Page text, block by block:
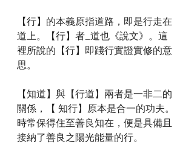
【行】的本義原指道路，即是行走在
道上。【行】者_道也《說文》。這
裡所說的【行】即踐行實證實修的意
思。
【知道】與【行道】兩者是一非二的
關係，【 知行】原本是合一的功夫。
時常保得住至善良知在，便是具備且
接納了善良之陽光能量的行。